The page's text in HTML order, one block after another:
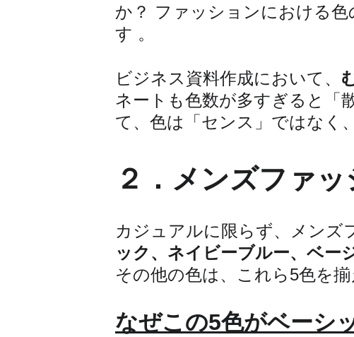
か？ ファッションにおける
す 。
ビジネス資料作成において、
ネートも色数が多すぎると「
て、色は「センス」ではなく、
２．メンズファ
カジュアルに限らず、メンズ
ック、ネイビーブルー、ベー
その他の色は、これら5色を
なぜこの5色がベーシ